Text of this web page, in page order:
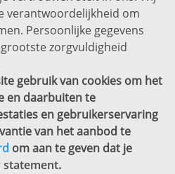
verantwoordelijkheid om
Persoonlijke gegevens
zorgvuldigheid
gebruik van cookies om het
en daarbuiten te
en gebruikerservaring
van het aanbod te
om aan te geven dat je
statement.